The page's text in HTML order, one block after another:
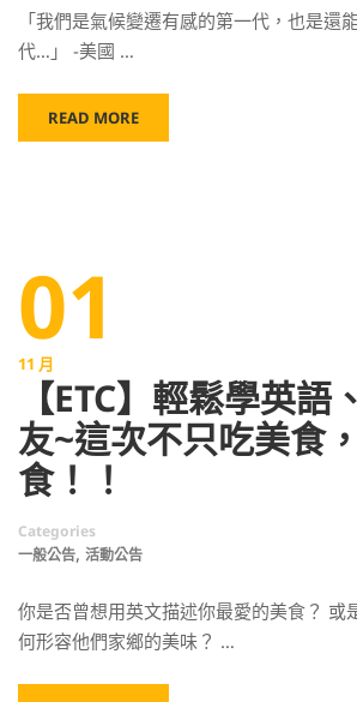
「我們是氣候變遷有感的第一代，也是還
代…」 -美國 …
READ MORE
01
11 月
【ETC】輕鬆學英語
友~這次不只吃美食
食！！
Categories
一般公告, 活動公告
你是否曾想用英文描述你最愛的美食？ 或
何形容他們家鄉的美味？ …